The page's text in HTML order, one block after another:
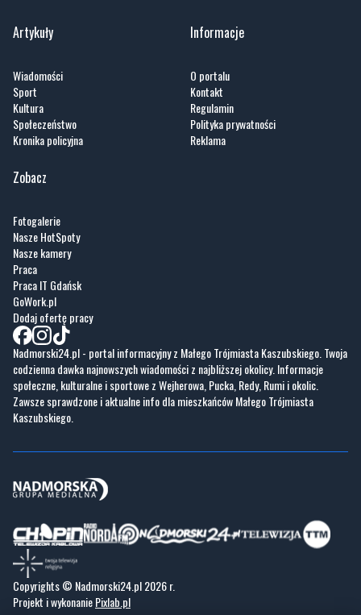
Sport
Kronika policyjna
Kontakt
Reklama
Zobacz
Nasze HotSpoty
Praca IT Gdańsk
GoWork.pl
Dodaj ofertę pracy
Nadmorski24.pl - portal informacyjny z Małego Trójmiasta Kaszubskiego. Twoja
codzienna dawka najnowszych wiadomości z najbliższej okolicy. Informacje
społeczne, kulturalne i sportowe z Wejherowa, Pucka, Redy, Rumi i okolic.
Zawsze sprawdzone i aktualne info dla mieszkańców Małego Trójmiasta
Kaszubskiego.
Copyrights © Nadmorski24.pl 2026 r.
Projekt i wykonaniePixlab.pl